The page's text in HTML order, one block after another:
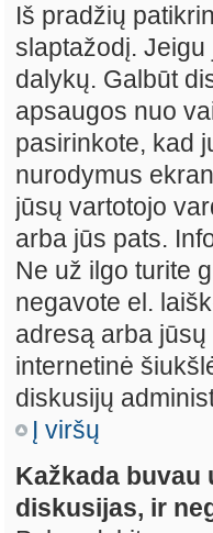
Iš pradžių
slaptažodį.
dalykų. Galbūt
apsaugos nuo
pasirinkote, kad
nurodymus
jūsų vartotojo
arba jūs pats.
Ne už ilgo turite
negavote el.
adresą arba
internetinė
diskusijų
Į viršų
Kažkada buvau
diskusijas, ir